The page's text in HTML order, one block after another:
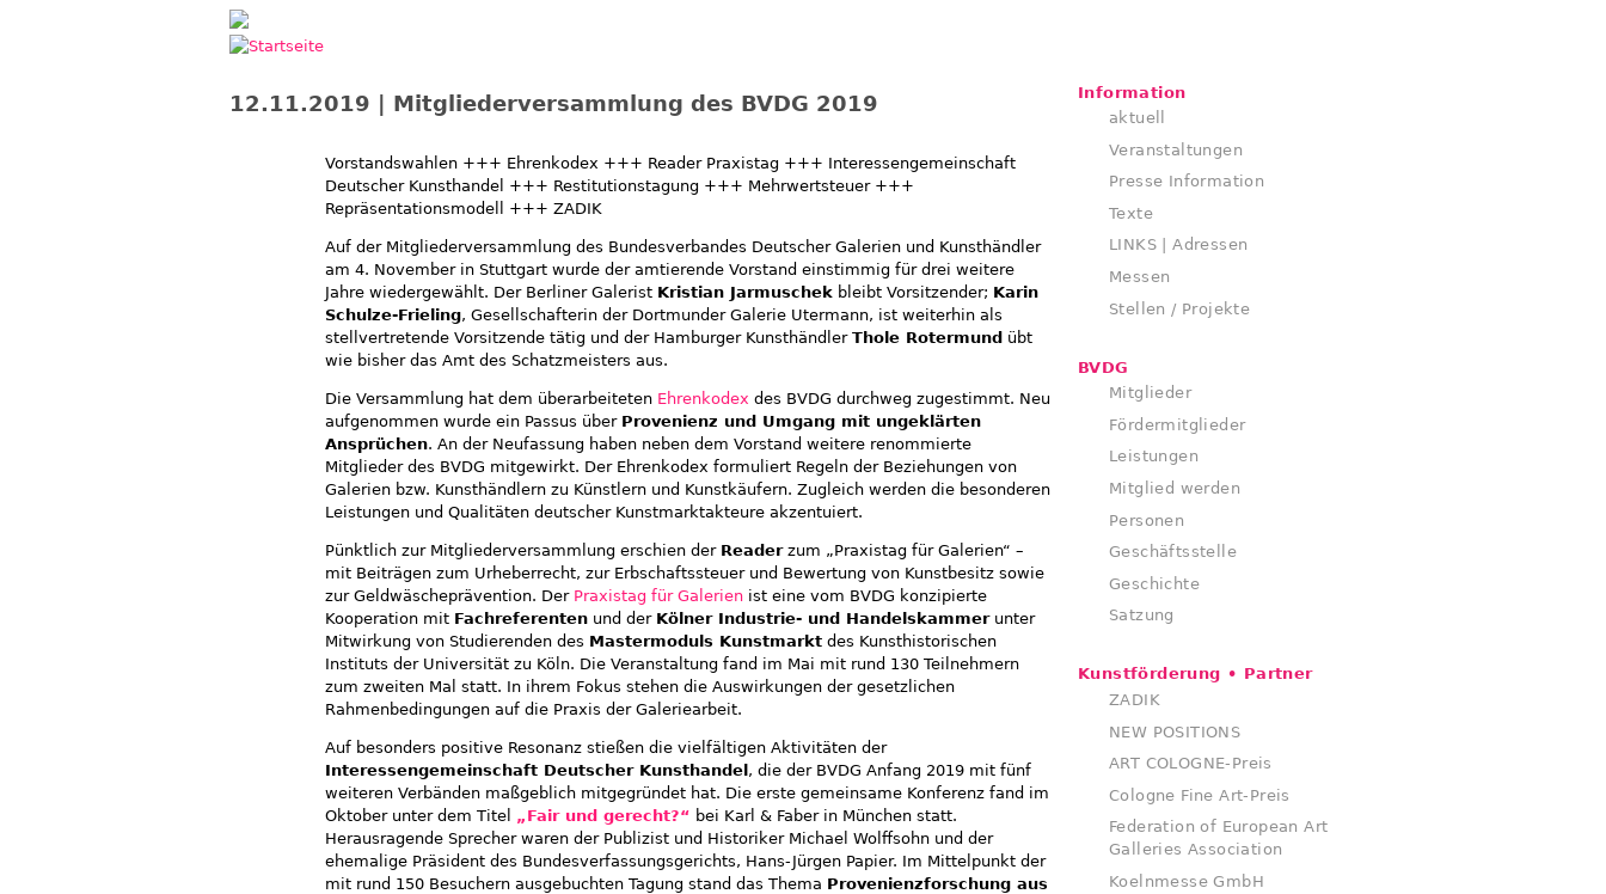
12.11.2019 | Mitgliederversammlung des BVDG 2019
Vorstandswahlen +++ Ehrenkodex +++ Reader Praxistag +++ Interessengemeinschaft
Deutscher Kunsthandel +++ Restitutionstagung +++ Mehrwertsteuer +++
Repräsentationsmodell +++ ZADIK
Auf der Mitgliederversammlung des Bundesverbandes Deutscher Galerien und Kunsthändler
am 4. November in Stuttgart wurde der amtierende Vorstand einstimmig für drei weitere
Jahre wiedergewählt. Der Berliner Galerist Kristian Jarmuschek bleibt Vorsitzender; Karin
Schulze-Frieling, Gesellschafterin der Dortmunder Galerie Utermann, ist weiterhin als
stellvertretende Vorsitzende tätig und der Hamburger Kunsthändler Thole Rotermund übt
wie bisher das Amt des Schatzmeisters aus.
Die Versammlung hat dem überarbeiteten Ehrenkodex des BVDG durchweg zugestimmt. Neu
aufgenommen wurde ein Passus über Provenienz und Umgang mit ungeklärten
Ansprüchen. An der Neufassung haben neben dem Vorstand weitere renommierte
Mitglieder des BVDG mitgewirkt. Der Ehrenkodex formuliert Regeln der Beziehungen von
Galerien bzw. Kunsthändlern zu Künstlern und Kunstkäufern. Zugleich werden die besonderen
Leistungen und Qualitäten deutscher Kunstmarktakteure akzentuiert.
Pünktlich zur Mitgliederversammlung erschien der Readerzum „Praxistag für Galerien“ –
mit Beiträgen zum Urheberrecht, zur Erbschaftssteuer und Bewertung von Kunstbesitz sowie
zur Geldwäscheprävention. Der Praxistag für Galerien ist eine vom BVDG konzipierte
Kooperation mit Fachreferenten und der Kölner Industrie- und Handelskammerunter
Mitwirkung von Studierenden des Mastermoduls Kunstmarkt des Kunsthistorischen
Instituts der Universität zu Köln. Die Veranstaltung fand im Mai mit rund 130 Teilnehmern
zum zweiten Mal statt. In ihrem Fokus stehen die Auswirkungen der gesetzlichen
Rahmenbedingungen auf die Praxis der Galeriearbeit.
Auf besonders positive Resonanz stießen die vielfältigen Aktivitäten der
Interessengemeinschaft Deutscher Kunsthandel, die der BVDG Anfang 2019 mit fünf
weiteren Verbänden maßgeblich mitgegründet hat. Die erste gemeinsame Konferenz fand im
Oktober unter dem Titel „Fair und gerecht?“ bei Karl & Faber in München statt.
Herausragende Sprecher waren der Publizist und Historiker Michael Wolffsohn und der
ehemalige Präsident des Bundesverfassungsgerichts, Hans-Jürgen Papier. Im Mittelpunkt der
mit rund 150 Besuchern ausgebuchten Tagung stand das Thema Provenienzforschung aus
Information
aktuell
Veranstaltungen
Presse Information
Texte
LINKS | Adressen
Messen
Stellen / Projekte
BVDG
Mitglieder
Fördermitglieder
Leistungen
Mitglied werden
Personen
Geschäftsstelle
Geschichte
Satzung
Kunstförderung • Partner
ZADIK
NEW POSITIONS
ART COLOGNE-Preis
Cologne Fine Art-Preis
Federation of European Art
Galleries Association
Koelnmesse GmbH